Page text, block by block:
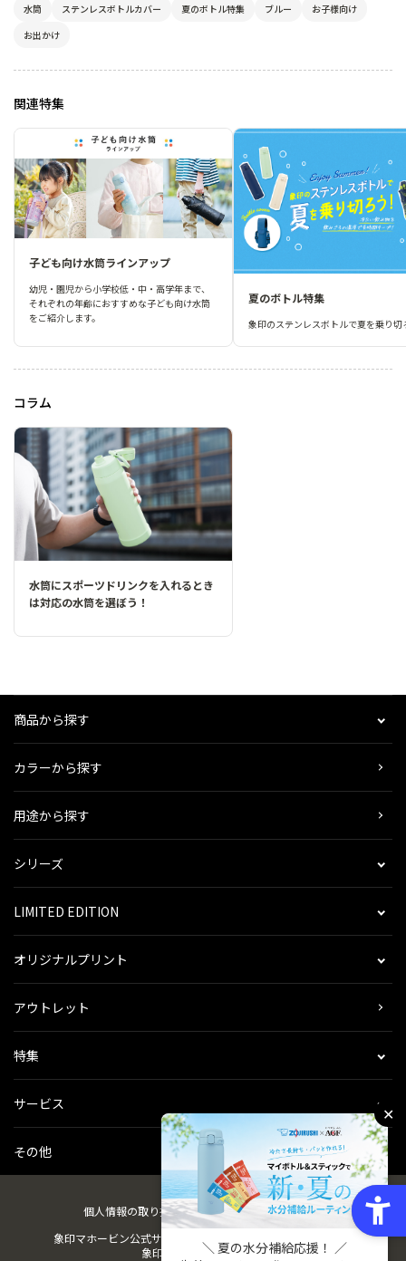
水筒 ステンレスボトルカバー 夏のボトル特集 ブルー
お子様向け
お出かけ
関連特集
子ども向け水筒ラインアップ
幼児・園児から小学校低・中・高学年まで、
それぞれの年齢におすすめな子ども向け水筒
をご紹介します。
夏のボトル特集
象印のステンレスボトルで夏を乗り切
コラム
水筒にスポーツドリンクを入れるとき
は対応の水筒を選ぼう！
商品から探す
カラーから探す
用途から探す
シリーズ
LIMITED EDITION
オリジナルプリント
アウトレット
特集
サービス
その他
個人情報の取り扱い会社概要ご利用規約会員規約
象印マホービン公式サイト
象印パーツダイレクト
✕
＼ 夏の水分補給応援！ ／